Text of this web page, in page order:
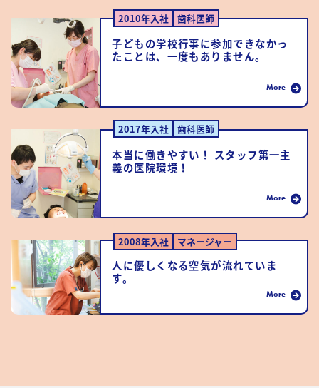
2010年入社 歯科医師
子どもの学校行事に参加できなかっ
たことは、一度もありません。
More
2017年入社 歯科医師
本当に働きやすい！ スタッフ第一主
義の医院環境！
More
2008年入社 マネージャー
人に優しくなる空気が流れていま
す。
More